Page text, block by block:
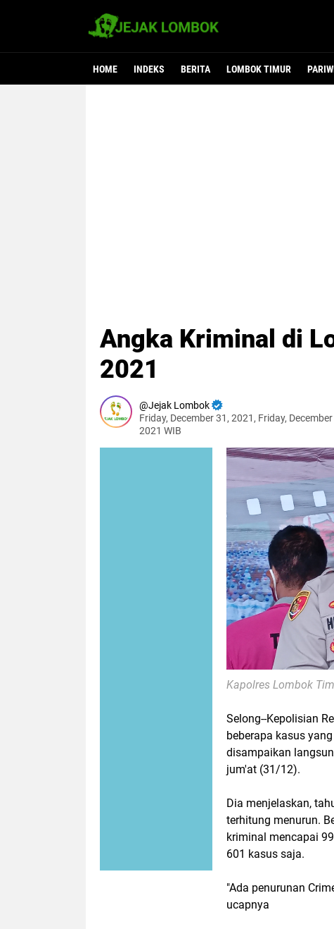
HOME INDEKS BERITA LOMBOK TIMUR
Angka Kriminal di
2021
Jejak Lombok
Friday, December 31, 2021, Friday, December
2021 WIB
Kapolres Lombok
Selong--Kepolisian
beberapa kasus
disampaikan
jum'at (31/12).
Dia menjelaskan,
terhitung menurun.
kriminal mencapai
601 kasus saja.
"Ada penurunan
ucapnya